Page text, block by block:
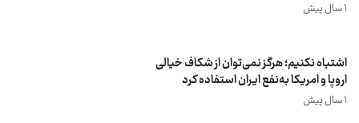
1 سال پیش
اشتباه نکنیم؛ هرگز نمی‌توان از شکاف خیالی
اروپا و امریکا به‌نفع ایران استفاده کرد
1 سال پیش